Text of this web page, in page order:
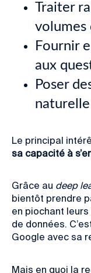
Traiter
volumes
Fournir
aux
Poser
Le principal
sa capacité à
Grâce au deep
bientôt prendre
en piochant
de données.
Google avec sa
Mais en quoi la